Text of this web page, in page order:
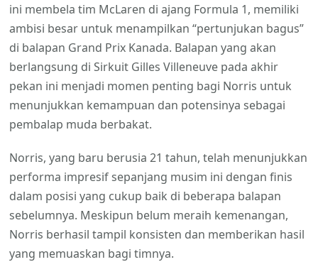
ini membela tim McLaren di ajang Formula 1, memiliki
ambisi besar untuk menampilkan “pertunjukan bagus”
di balapan Grand Prix Kanada. Balapan yang akan
berlangsung di Sirkuit Gilles Villeneuve pada akhir
pekan ini menjadi momen penting bagi Norris untuk
menunjukkan kemampuan dan potensinya sebagai
pembalap muda berbakat.
Norris, yang baru berusia 21 tahun, telah menunjukkan
performa impresif sepanjang musim ini dengan finis
dalam posisi yang cukup baik di beberapa balapan
sebelumnya. Meskipun belum meraih kemenangan,
Norris berhasil tampil konsisten dan memberikan hasil
yang memuaskan bagi timnya.